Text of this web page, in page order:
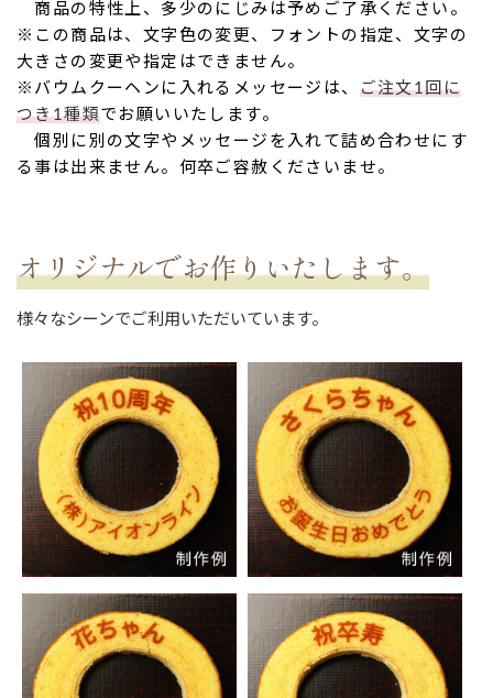
商品の特性上、多少のにじみは予めご了承ください。
※この商品は、文字色の変更、フォントの指定、文字の
大きさの変更や指定はできません。
※バウムクーヘンに入れるメッセージは、 ご注文1回に
つき1種類でお願いいたします。
個別に別の文字やメッセージを入れて詰め合わせにす
る事は出来ません。何卒ご容赦くださいませ。
オリジナルでお作りいたします。
様々なシーンでご利用いただいています。